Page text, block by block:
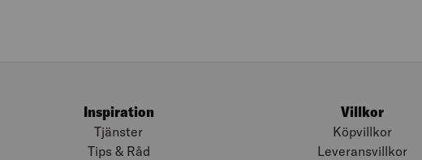
Inspiration
Tjänster
Tips & Råd
Villkor
Köpvillkor
Leveransvillkor